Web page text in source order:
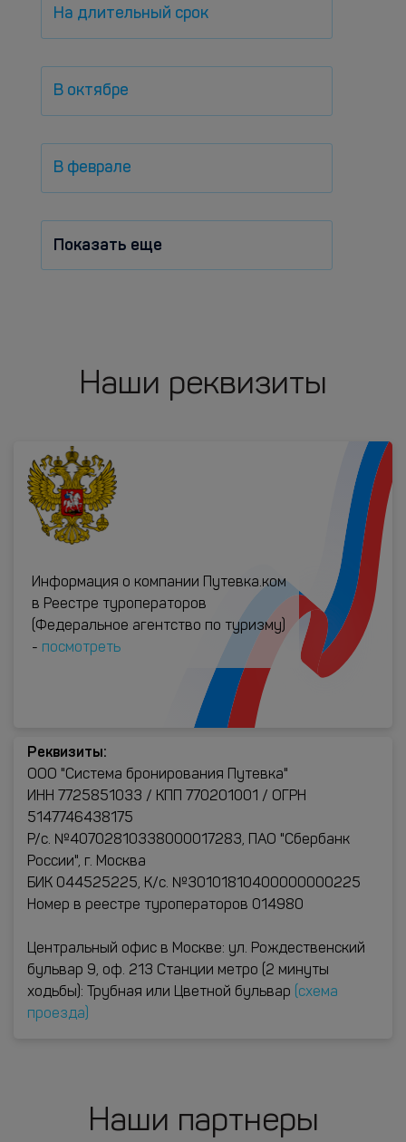
На длительный срок
В октябре
В феврале
Показать еще
Наши реквизиты
Информация о компании Путевка.ком
в Реестре туроператоров
(Федеральное агентство по туризму)
- посмотреть
Реквизиты:
ООО "Система бронирования Путевка"
ИНН 7725851033 / КПП 770201001 / ОГРН
5147746438175
Р/с. №40702810338000017283, ПАО "Сбербанк
России", г. Москва
БИК 044525225, К/с. №30101810400000000225
Номер в реестре туроператоров 014980
Центральный офис в Москве: ул. Рождественский
бульвар 9, оф. 213 Станции метро (2 минуты
ходьбы): Трубная или Цветной бульвар
(схема
проезда)
Наши партнеры